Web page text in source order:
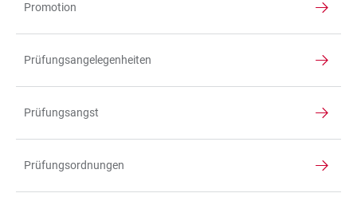
Promotion
Prüfungsangelegenheiten
Prüfungsangst
Prüfungsordnungen